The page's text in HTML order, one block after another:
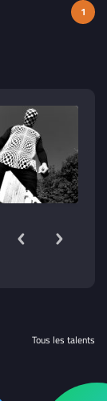
1
Tous les talents